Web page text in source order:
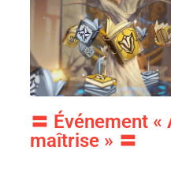
〓 Événement
maîtrise » 〓